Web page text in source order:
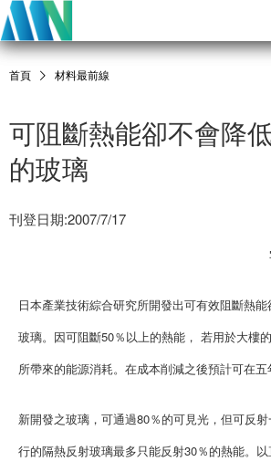
首頁 材料最前線
可阻斷熱能卻不會降
的玻璃
刊登日期:2007/7/17
日本產業技術綜合研究所開發出可有效阻斷熱
玻璃。因可阻斷50％以上的熱能， 若用於大樓
所帶來的能源消耗。在成本削減之後預計可在五
新開發之玻璃，可通過80％的可見光，但可反
行的隔熱反射玻璃最多只能反射30％的熱能。